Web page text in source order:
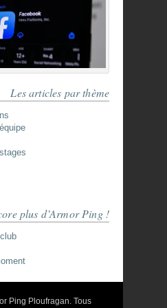
Les articles par thème
plus d’Armor Ping !
Ping Ploufragan. Tous